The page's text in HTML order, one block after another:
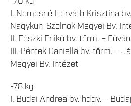
I. Nemesné Horváth Krisztina
Nagykun-Szolnok Megyei Bv.
II. Fészki Enikő bv. tőrm. –
III. Péntek Daniella bv. tőrm. –
Megyei Bv. Intézet
-78 kg
I. Budai Andrea bv. hdgy. –